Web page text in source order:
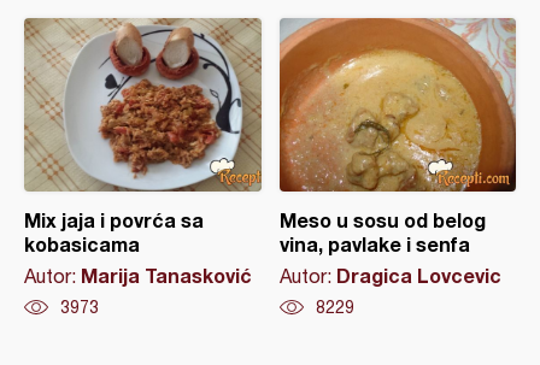
Mix jaja i povrća sa
kobasicama
Autor: Marija Tanasković
3973
Meso u sosu od belog
vina, pavlake i senfa
Autor: Dragica Lovcevic
8229